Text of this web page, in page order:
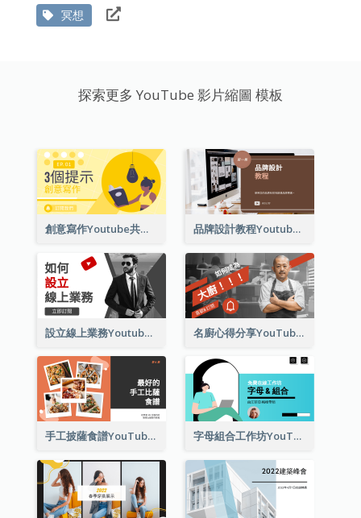
冥想
探索更多 YouTube 影片縮圖 模板
創意寫作Youtube共有3個技巧 品牌設計教程Youtube影片縮圖
設立線上業務Youtube影片縮圖 名廚心得分享YouTube影片縮圖
手工披薩食譜YouTube影片縮圖 字母組合工作坊YouTube影片縮圖